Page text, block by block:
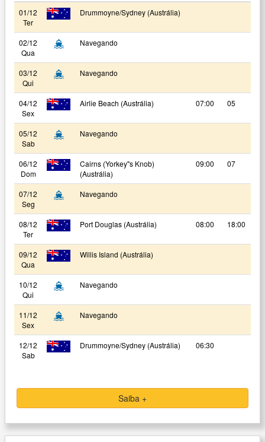
01/12
Ter
Drummoyne/Sydney (Austrália)
02/12
Qua
Navegando
03/12
Qui
Navegando
04/12
Sex
Airlie Beach (Austrália) 07:00 05
05/12
Sab
Navegando
06/12
Dom
Cairns (Yorkey"s Knob)
(Austrália)
09:00 07
07/12
Seg
Navegando
08/12
Ter
Port Douglas (Austrália) 08:00 18:00
09/12
Qua
Willis Island (Austrália)
10/12
Qui
Navegando
11/12
Sex
Navegando
12/12
Sab
Drummoyne/Sydney (Austrália) 06:30
Saiba +